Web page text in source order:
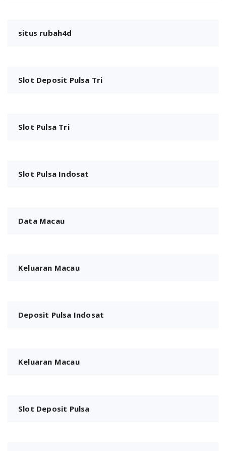
situs rubah4d
Slot Deposit Pulsa Tri
Slot Pulsa Tri
Slot Pulsa Indosat
Data Macau
Keluaran Macau
Deposit Pulsa Indosat
Keluaran Macau
Slot Deposit Pulsa